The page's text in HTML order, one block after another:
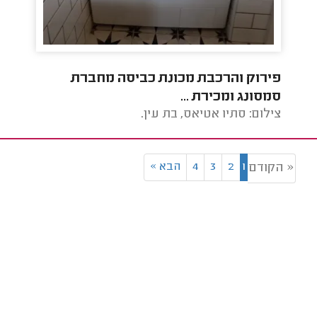
פירוק והרכבת מכונת כביסה מחברת
סמסונג ומכירת ...
צילום: סתיו אטיאס, בת עין.
« הקודם 1
2
3
4 הבא »